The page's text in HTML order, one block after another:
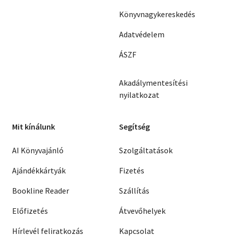
Könyvnagykereskedés
Adatvédelem
ÁSZF
Akadálymentesítési
nyilatkozat
Mit kínálunk
AI Könyvajánló
Ajándékkártyák
Bookline Reader
Előfizetés
Hírlevél feliratkozás
Segítség
Szolgáltatások
Fizetés
Szállítás
Átvevőhelyek
Kapcsolat